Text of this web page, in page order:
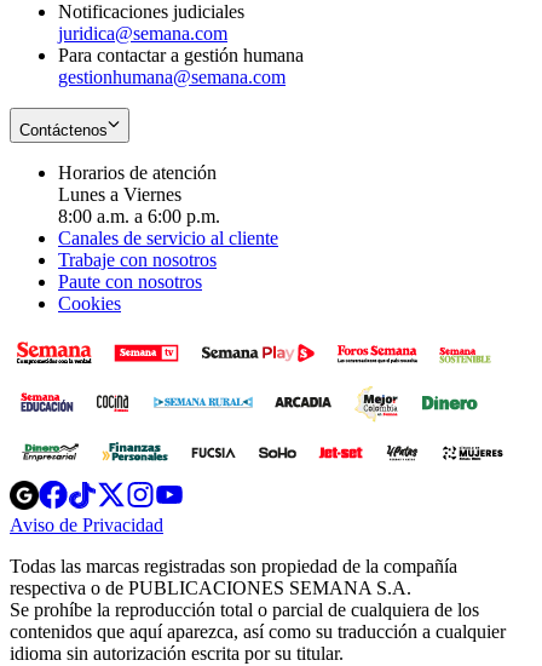
Notificaciones judiciales
juridica@semana.com
Para contactar a gestión humana
gestionhumana@semana.com
Contáctenos
Horarios de atención
Lunes a Viernes
8:00 a.m. a 6:00 p.m.
Canales de servicio al cliente
Trabaje con nosotros
Paute con nosotros
Cookies
Opens
in
new
Opens
in
new
Opens
in
new
window
Opens
new
windowwindow
Aviso de Privacidad
new
window
Todas las marcas registradas son propiedad de la compañía
respectiva o de PUBLICACIONES SEMANA S.A.
Se prohíbe la reproducción total o parcial de cualquiera de los
contenidos que aquí aparezca, así como su traducción a cualquier
idioma sin autorización escrita por su titular.